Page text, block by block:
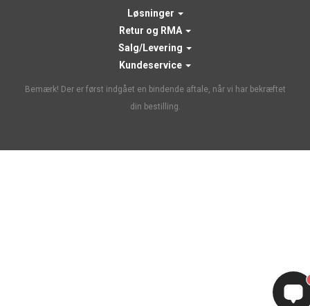
Løsninger
Retur og RMA
Salg/Levering
Kundeservice
Bemærk! Der er først indgået en bindende aftale, når vi har bekræftet
din bestilling.